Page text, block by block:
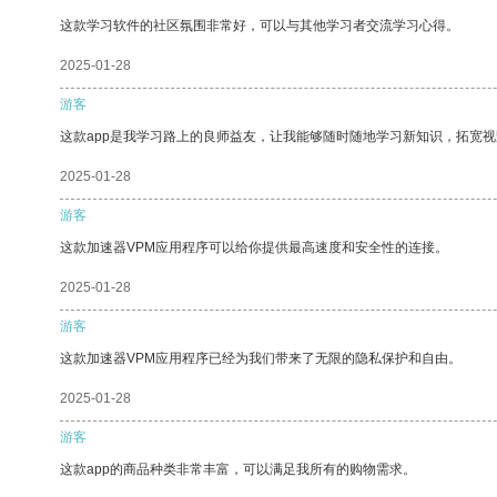
这款学习软件的社区氛围非常好，可以与其他学习者交流学习心得。
2025-01-28
游客
这款app是我学习路上的良师益友，让我能够随时随地学习新知识，拓宽
2025-01-28
游客
这款加速器VPM应用程序可以给你提供最高速度和安全性的连接。
2025-01-28
游客
这款加速器VPM应用程序已经为我们带来了无限的隐私保护和自由。
2025-01-28
游客
这款app的商品种类非常丰富，可以满足我所有的购物需求。